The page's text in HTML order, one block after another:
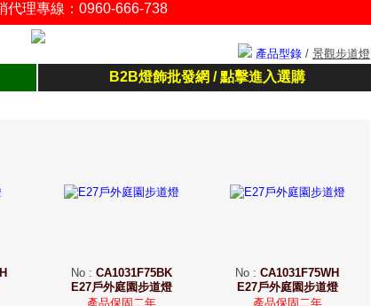
代理專線：0960-666-738
產品型錄 / 景觀步道燈
B2B燈飾批發網 / 點擊進入選購
No: CA1031F75BK
E27戶外庭園步道燈
產品保固二年
No : CA1031F75WH
E27戶外庭園步道燈
產品保固二年